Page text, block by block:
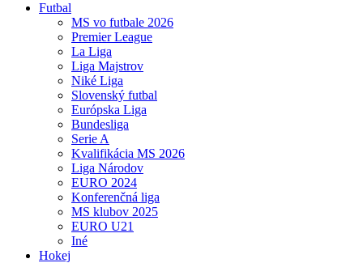
Futbal
MS vo futbale 2026
Premier League
La Liga
Liga Majstrov
Niké Liga
Slovenský futbal
Európska Liga
Bundesliga
Serie A
Kvalifikácia MS 2026
Liga Národov
EURO 2024
Konferenčná liga
MS klubov 2025
EURO U21
Iné
Hokej